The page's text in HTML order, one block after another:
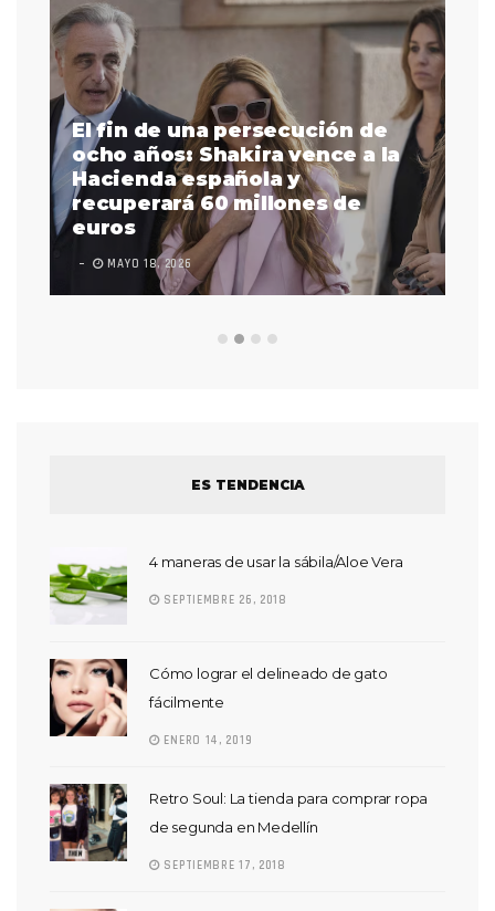
El fin de una persecución de
ocho años: Shakira vence a la
Hacienda española y
recuperará 60 millones de
euros
MAYO 18, 2026
ES TENDENCIA
4 maneras de usar la sábila/Aloe Vera
SEPTIEMBRE 26, 2018
Cómo lograr el delineado de gato
fácilmente
ENERO 14, 2019
Retro Soul: La tienda para comprar ropa
de segunda en Medellín
SEPTIEMBRE 17, 2018